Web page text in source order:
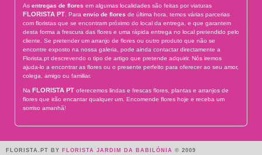
As entregas de flores em algumas localidades são feitas por viaturas
FLORISTA PT . Para envio de flores de última hora, temos várias parcerias
com floristas que se encontram próximo do local da entrega, e que garantem
desta forma a frescura das flores e uma rápida entrega no local pretendido pelo
cliente. Se pretender um arranjo de flores ou outro produto que não se
encontre exposto na nossa galeria, pode ainda contactar directamente a
Florista.pt descrevendo o tipo de artigo que pretende adquirir. Nós iremos
ajuda-lo a encontrar as flores ou o presente perfeito para oferecer ao seu amor,
colega, amigo ou familiar.
Na FLORISTA PT oferecemos lindas e frescas flores, plantas e arranjos de
flores que irão encantar qualquer um. Encomende flores hoje e receba um
sorriso amanhã!
FLORISTA.PT BY FLORISTA JARDIM DA BABILÓNIA © 2009